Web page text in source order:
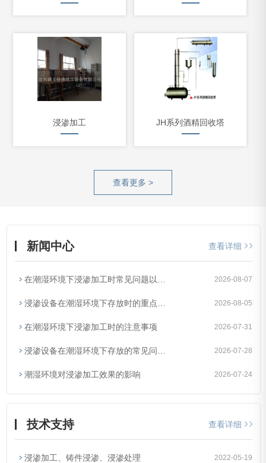
浸渗加工 JH系列酒精回收塔
查看更多 >
新闻中心 查看详细
2026-08-07
2026-08-05
在潮湿环境下浸渗加工时的注意事项 2026-07-31
2026-07-28
潮湿环境对浸渗加工效果的影响 2026-07-24
技术支持 查看详细
浸渗加工、铸件浸渗、浸渗处理 2022-05-19